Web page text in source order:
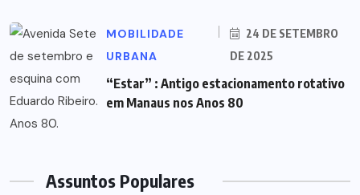
MOBILIDADE
URBANA
24 DE SETEMBRO
DE 2025
“Estar” : Antigo estacionamento rotativo
em Manaus nos Anos 80
Assuntos Populares